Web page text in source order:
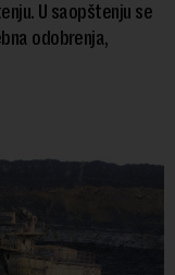
U saopštenju se
odobrenja,